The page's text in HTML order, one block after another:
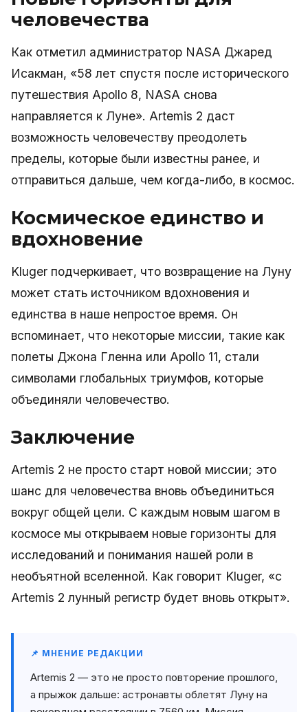
человечества
Как отметил администратор NASA Джаред
Исакман, «58 лет спустя после исторического
путешествия Apollo 8, NASA снова
направляется к Луне». Artemis 2 даст
возможность человечеству преодолеть
пределы, которые были известны ранее, и
отправиться дальше, чем когда-либо, в космос.
Космическое единство и
вдохновение
Kluger подчеркивает, что возвращение на Луну
может стать источником вдохновения и
единства в наше непростое время. Он
вспоминает, что некоторые миссии, такие как
полеты Джона Гленна или Apollo 11, стали
символами глобальных триумфов, которые
объединяли человечество.
Заключение
Artemis 2 не просто старт новой миссии; это
шанс для человечества вновь объединиться
вокруг общей цели. С каждым новым шагом в
космосе мы открываем новые горизонты для
исследований и понимания нашей роли в
необъятной вселенной. Как говорит Kluger, «с
Artemis 2 лунный регистр будет вновь открыт».
📌 МНЕНИЕ РЕДАКЦИИ
Artemis 2 — это не просто повторение прошлого,
а прыжок дальше: астронавты облетят Луну на